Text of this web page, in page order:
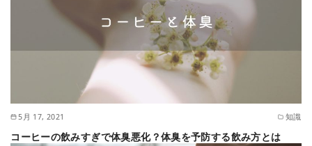
5月 17, 2021 知識
コーヒーの飲みすぎで体臭悪化？体臭を予防する飲み方とは